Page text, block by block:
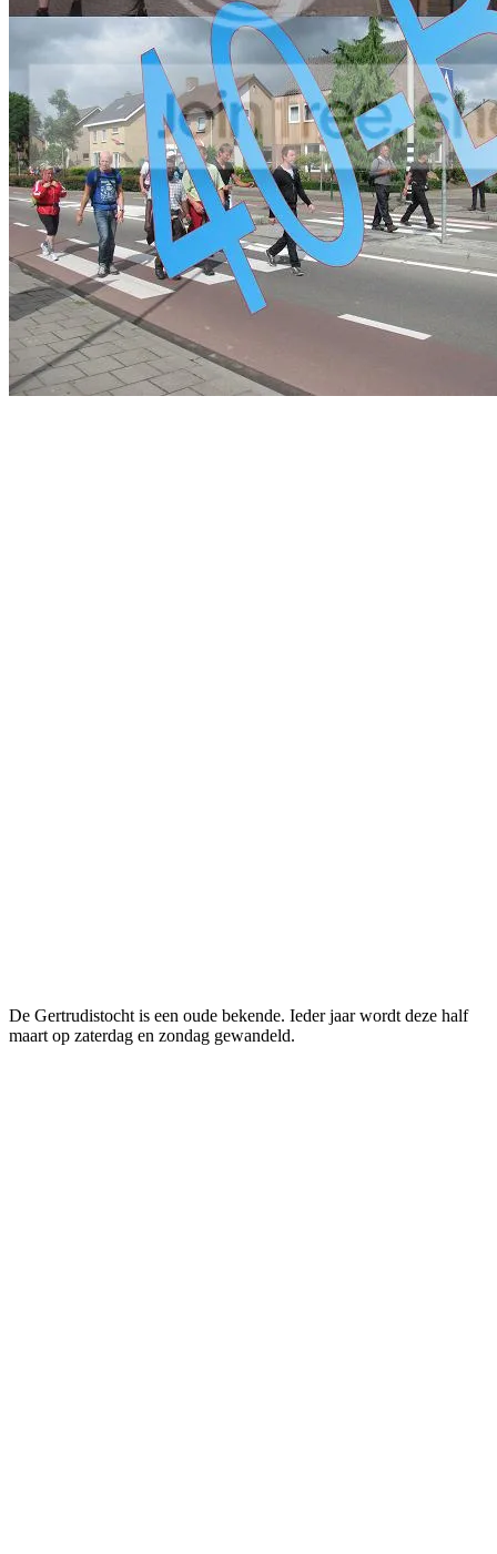
De Gertrudistocht is een oude bekende. Ieder jaar wordt deze half
maart op zaterdag en zondag gewandeld.